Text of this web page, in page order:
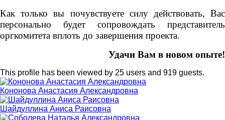
Как только вы почувствуете силу действовать, Вас
персонально будет сопровождать представитель
оргкомитета вплоть до завершения проекта.
Удачи Вам в новом опыте!
This profile has been viewed by 25 users and 919 guests.
Кононова Анастасия Александровна
Шайдуллина Аниса Раисовна